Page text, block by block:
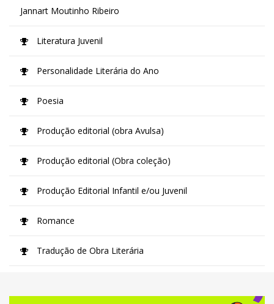
Jannart Moutinho Ribeiro
Literatura Juvenil
Personalidade Literária do Ano
Poesia
Produção editorial (obra Avulsa)
Produção editorial (Obra coleção)
Produção Editorial Infantil e/ou Juvenil
Romance
Tradução de Obra Literária